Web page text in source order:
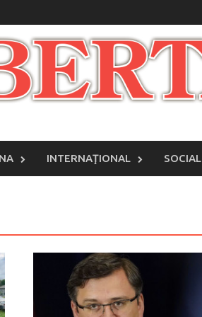
INTERNAŢIONAL SOCIAL